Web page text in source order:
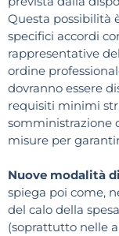
Questa possibilità
specifici accordi
rappresentative
ordine
dovranno essere
requisiti minimi
somministrazione
misure per
Nuove modalità
spiega poi come,
del calo della
(soprattutto nelle